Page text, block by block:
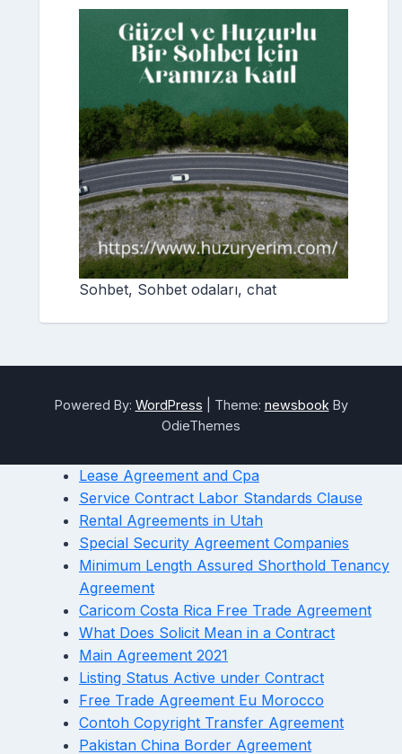
Sohbet, Sohbet odaları, chat
Powered By: WordPress Theme: newsbook By
OdieThemes
Lease Agreement and Cpa
Service Contract Labor Standards Clause
Rental Agreements in Utah
Special Security Agreement Companies
Minimum Length Assured Shorthold Tenancy
Agreement
Caricom Costa Rica Free Trade Agreement
What Does Solicit Mean in a Contract
Main Agreement 2021
Listing Status Active under Contract
Free Trade Agreement Eu Morocco
Contoh Copyright Transfer Agreement
Pakistan China Border Agreement